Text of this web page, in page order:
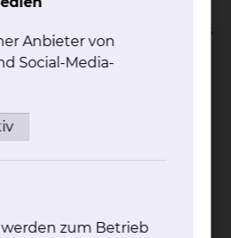
der graue Star diagnostiziert
oder trübes
werden blasser
sind die Betroffenen
sehen
mit dem
Sehvermögen nimmt
Anbieter von
Social-Media-
werden zum Betrieb